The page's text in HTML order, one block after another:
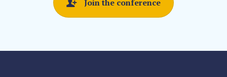
Join the conference